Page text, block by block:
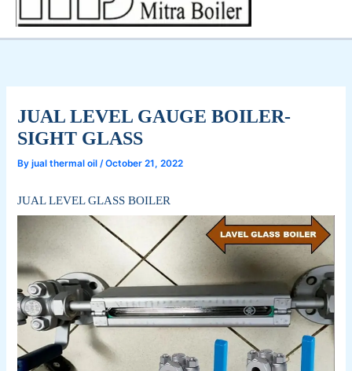
JUAL LEVEL GAUGE BOILER-
SIGHT GLASS
Byjual thermal oil/October 21, 2022
JUAL LEVEL GLASS BOILER